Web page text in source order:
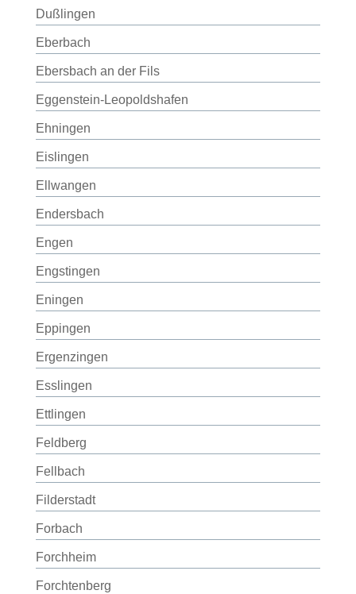
Dußlingen
Eberbach
Ebersbach an der Fils
Eggenstein-Leopoldshafen
Ehningen
Eislingen
Ellwangen
Endersbach
Engen
Engstingen
Eningen
Eppingen
Ergenzingen
Esslingen
Ettlingen
Feldberg
Fellbach
Filderstadt
Forbach
Forchheim
Forchtenberg